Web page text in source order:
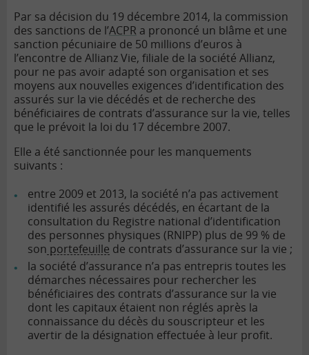
Par sa décision du 19 décembre 2014, la commission
des sanctions de l’ACPR a prononcé un blâme et une
sanction pécuniaire de 50 millions d’euros à
l’encontre de Allianz Vie, filiale de la société Allianz,
pour ne pas avoir adapté son organisation et ses
moyens aux nouvelles exigences d’identification des
assurés sur la vie décédés et de recherche des
bénéficiaires de contrats d’assurance sur la vie, telles
que le prévoit la loi du 17 décembre 2007.
Elle a été sanctionnée pour les manquements
suivants :
entre 2009 et 2013, la société n’a pas activement
identifié les assurés décédés, en écartant de la
consultation du Registre national d’identification
des personnes physiques (RNIPP) plus de 99 % de
son portefeuille de contrats d’assurance sur la vie ;
la société d’assurance n’a pas entrepris toutes les
démarches nécessaires pour rechercher les
bénéficiaires des contrats d’assurance sur la vie
dont les capitaux étaient non réglés après la
connaissance du décès du souscripteur et les
avertir de la désignation effectuée à leur profit.